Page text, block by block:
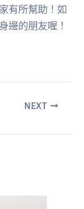
有所幫助！如
邊的朋友喔！
NEXT